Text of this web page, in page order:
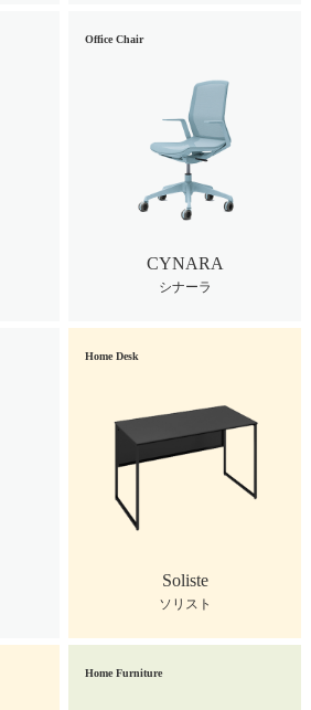
Office Chair
CYNARA
シナーラ
Home Desk
Soliste
ソリスト
Home Furniture